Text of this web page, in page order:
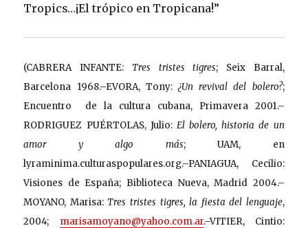
Tropics…¡El trópico en Tropicana!”
(CABRERA INFANTE: Tres tristes tigres; Seix Barral,
Barcelona 1968.–EVORA, Tony: ¿Un revival del bolero?;
Encuentro de la cultura cubana, Primavera 2001.–
RODRIGUEZ PUÉRTOLAS, Julio:El bolero, historia de un
amor y algo más; UAM, en
lyraminima.culturaspopulares.org.–PANIAGUA, Cecilio:
Visiones de España; Biblioteca Nueva, Madrid 2004.–
MOYANO, Marisa:Tres tristes tigres, la fiesta del lenguaje,
2004; marisamoyano@yahoo.com.ar.–VITIER, Cintio: